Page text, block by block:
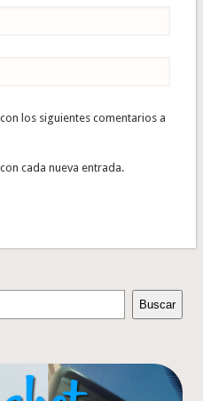
los siguientes comentarios a
cada nueva entrada.
Buscar